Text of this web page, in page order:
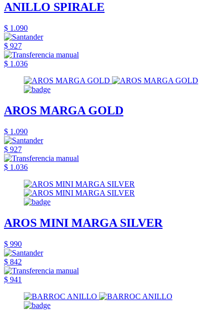
ANILLO SPIRALE
$ 1.090
$ 927
$ 1.036
AROS MARGA GOLD
$ 1.090
$ 927
$ 1.036
AROS MINI MARGA SILVER
$ 990
$ 842
$ 941